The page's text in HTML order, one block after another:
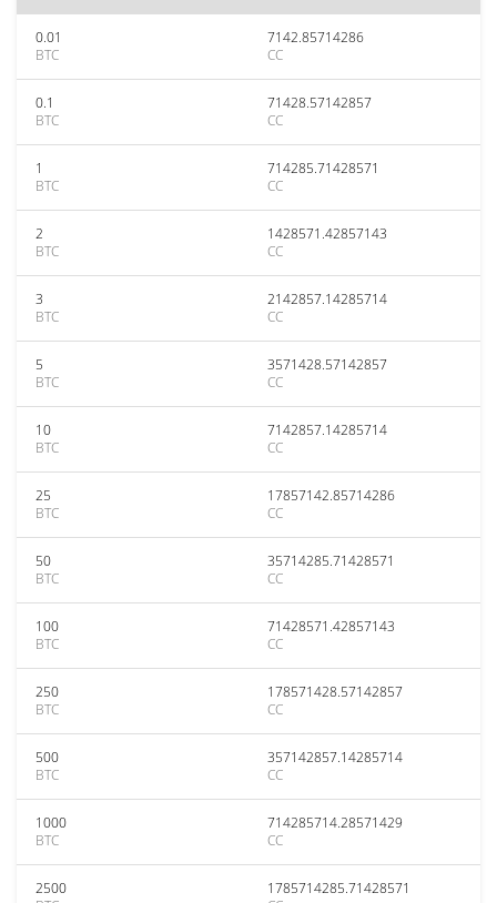
0.01
BTC
7142.85714286
CC
0.1
BTC
71428.57142857
CC
1
BTC
714285.71428571
CC
2
BTC
1428571.42857143
CC
3
BTC
2142857.14285714
CC
5
BTC
3571428.57142857
CC
10
BTC
7142857.14285714
CC
25
BTC
17857142.85714286
CC
50
BTC
35714285.71428571
CC
100
BTC
71428571.42857143
CC
250
BTC
178571428.57142857
CC
500
BTC
357142857.14285714
CC
1000
BTC
714285714.28571429
CC
2500
1785714285.71428571